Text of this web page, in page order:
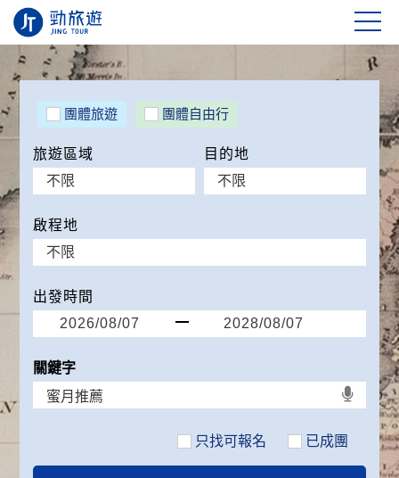
團體旅遊 團體自由行
旅遊區域 目的地
啟程地
出發時間
只找可報名